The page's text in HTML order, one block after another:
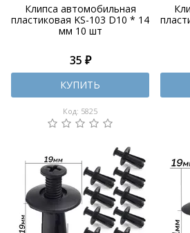
Клипса автомобильная
пластиковая KS-103 D10 * 14
мм 10 шт
35 ₽
КУПИТЬ
Код: 5825